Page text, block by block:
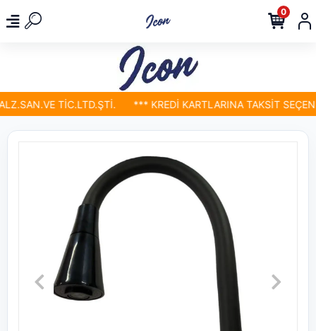
TİC.LTD.ŞTİ. *** KREDİ KARTLARINA TAKSİT
0